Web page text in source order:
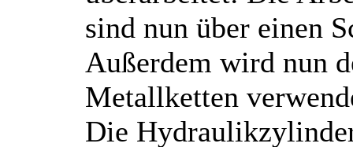
sind nun über einen
Außerdem wird nun
Metallketten
Die